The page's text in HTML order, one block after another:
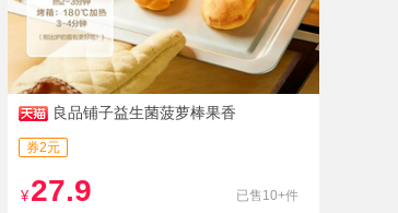
良品铺子益生菌菠萝棒果香
券2元
¥ 27.9 已售10+件